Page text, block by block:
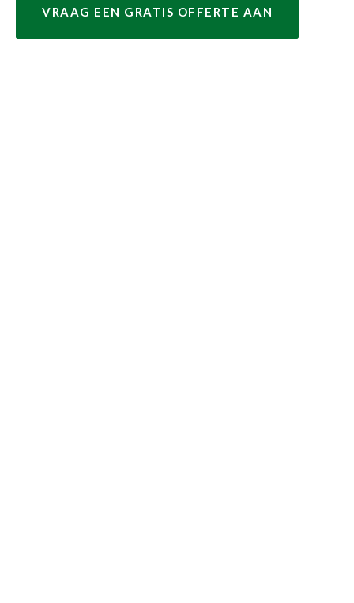
VRAAG EEN GRATIS OFFERTE AAN